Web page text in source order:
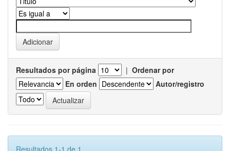
Resultados por página | Ordenar por
En orden
Autor/registro
Resultados 1-1 de 1.